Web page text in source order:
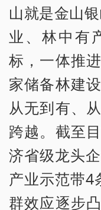
山就是金山
业、林中有
标，一体推
家储备林建
从无到有、
跨越。截至
济省级龙头
产业示范带4
群效应逐步